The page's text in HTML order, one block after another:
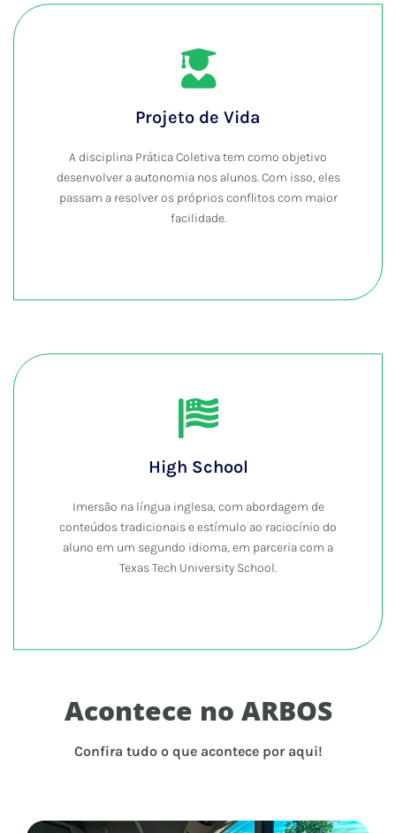
Projeto de Vida
A disciplina Prática Coletiva tem como objetivo
desenvolver a autonomia nos alunos. Com isso, eles
passam a resolver os próprios conflitos com maior
facilidade.
High School
Imersão na língua inglesa, com abordagem de
conteúdos tradicionais e estímulo ao raciocínio do
aluno em um segundo idioma, em parceria com a
Texas Tech University School.
Acontece no ARBOS
Confira tudo o que acontece por aqui!